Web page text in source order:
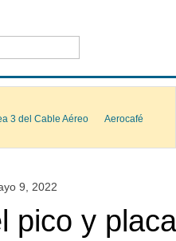
3 del Cable Aéreo
Aerocafé
9, 2022
pico y placa